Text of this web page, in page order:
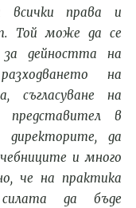
всички права и
Той може да се
дейността на
на
съгласуване на
в
да
и много
че на практика
да бъде